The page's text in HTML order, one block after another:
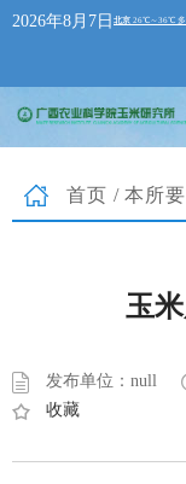
2026年8月7日
首页 / 本所
玉
发布单位：null
收藏